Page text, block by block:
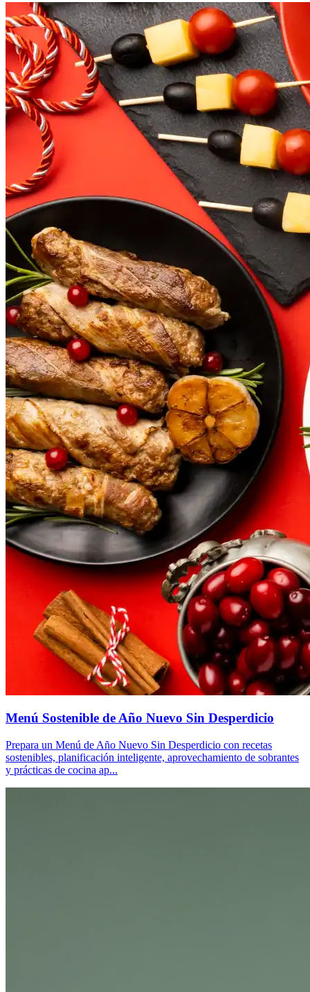
Menú Sostenible de Año Nuevo Sin Desperdicio
Prepara un Menú de Año Nuevo Sin Desperdicio con recetas
sostenibles, planificación inteligente, aprovechamiento de sobrantes
y prácticas de cocina ap...